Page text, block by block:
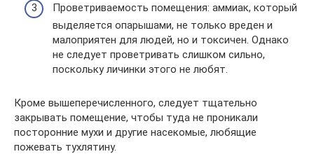
Проветриваемость помещения: аммиак, который
выделяется опарышами, не только вреден и
малоприятен для людей, но и токсичен. Однако
не следует проветривать слишком сильно,
поскольку личинки этого не любят.
Кроме вышеперечисленного, следует тщательно
закрывать помещение, чтобы туда не проникали
посторонние мухи и другие насекомые, любящие
пожевать тухлятину.